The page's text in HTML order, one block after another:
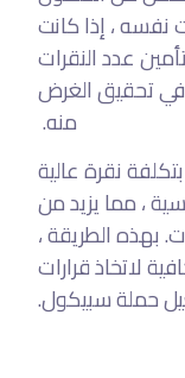
نفسه ، إذا كانت
عدد النقرات
في تحقيق الغرض
منه.
نقرة عالية
، مما يزيد من
بهذه الطريقة ،
لاتخاذ قرارات
حملة سبيكول.